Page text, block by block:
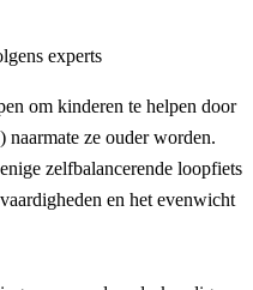
experts
om kinderen te helpen door
ze ouder worden.
zelfbalancerende loopfiets
en het evenwicht